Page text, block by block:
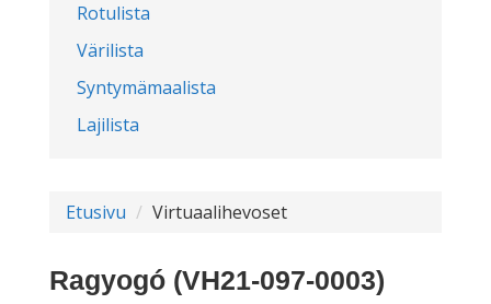
Rotulista
Värilista
Syntymämaalista
Lajilista
Etusivu Virtuaalihevoset
Ragyogó (VH21-097-0003)